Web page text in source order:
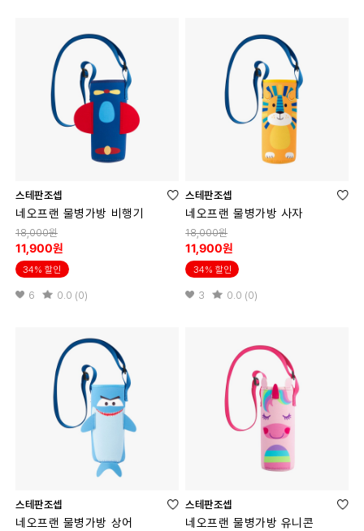
스테판조셉
네오프랜 물병가방 비행기
18,000원
11,900원
34% 할인
6 0.0 (0)
스테판조셉
네오프랜 물병가방 사자
18,000원
11,900원
34% 할인
3 0.0 (0)
스테판조셉
네오프랜 물병가방 상어
스테판조셉
네오프랜 물병가방 유니콘